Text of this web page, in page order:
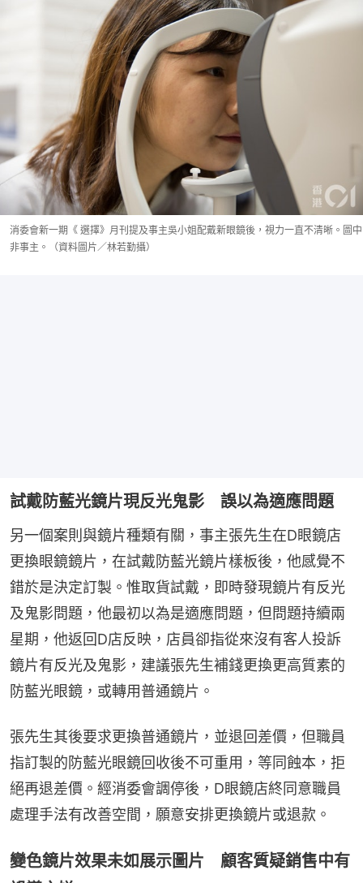
消委會新一期《 選擇》月刊提及事主吳小姐配戴新眼鏡後，視力一直不清晰。圖中
非事主。（資料圖片／林若勤攝）
試戴防藍光鏡片現反光鬼影 誤以為適應問題
另一個案則與鏡片種類有關，事主張先生在D眼鏡店
更換眼鏡鏡片，在試戴防藍光鏡片樣板後，他感覺不
錯於是決定訂製。惟取貨試戴，即時發現鏡片有反光
及鬼影問題，他最初以為是適應問題，但問題持續兩
星期，他返回D店反映，店員卻指從來沒有客人投訴
鏡片有反光及鬼影，建議張先生補錢更換更高質素的
防藍光眼鏡，或轉用普通鏡片。
張先生其後要求更換普通鏡片，並退回差價，但職員
指訂製的防藍光眼鏡回收後不可重用，等同蝕本，拒
絕再退差價。經消委會調停後，D眼鏡店終同意職員
處理手法有改善空間，願意安排更換鏡片或退款。
變色鏡片效果未如展示圖片 顧客質疑銷售中有